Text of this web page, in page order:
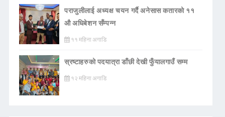
पराजुलीलाई अध्यक्ष चयन गर्दै अनेसास कतारको ११
औ अधिबेशन सँम्पन्न
११ महिना अगाडि
स्रष्टाहरुको पदयात्रा डाँछी देखी फुँयालगाउँ सम्म
१२ महिना अगाडि